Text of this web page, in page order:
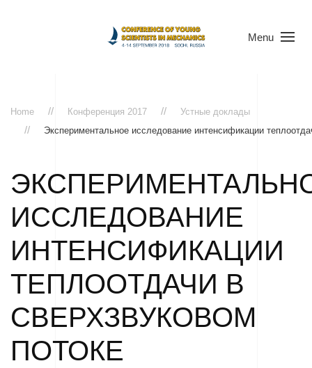
Menu
Home Конференция 2017
Устные доклады
Экспериментальное исследование интенсификации
ИССЛЕДОВАНИЕ
ИНТЕНСИФИКАЦИИ
ТЕПЛООТДАЧИ В
СВЕРХЗВУКОВОМ
ПОТОКЕ